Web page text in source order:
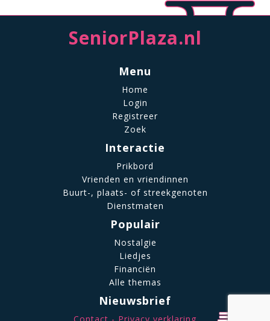
SeniorPlaza.nl
Menu
Home
Login
Registreer
Zoek
Interactie
Prikbord
Vrienden en vriendinnen
Buurt-, plaats- of streekgenoten
Dienstmaten
Populair
Nostalgie
Liedjes
Financiën
Alle themas
Nieuwsbrief